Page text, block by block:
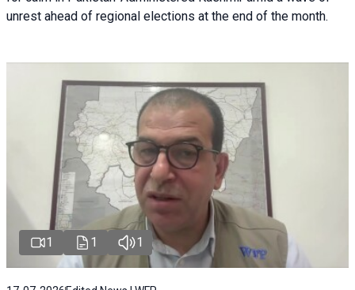
unrest ahead of regional elections at the end of the month.
1 1 1